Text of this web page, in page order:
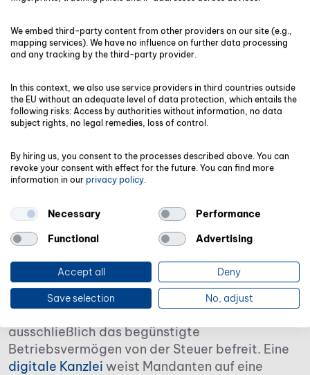
genutzt werden,müssen Betriebe wiederum
folgende Bedingungenerfüllen:
fünf bzw. sieben Jahren, in Abhängigkeit
von der Beschäftigtenanzahl, nicht unter
einen bestimmten Prozentsatz fallen
Der Betrieb darf während dieser Zeit
nicht verkauft, aufgegeben oder
liquidiert werden (Behaltensfrist).
Bei einer 100-Prozent-Verschonung sind
Unternehmensvermögens als
Verwaltungsvermögen erlaubt.
Im Gegensatz zur früheren Rechtslage wird nun
ausschließlich das begünstigte
Betriebsvermögen von der Steuer befreit. Eine
digitale Kanzlei weist Mandanten auf eine
We embed third-party content from other providers on our site (e.g.,
mapping services). We have no influence on further data processing
and any tracking by the third-party provider.
In this context, we also use service providers in third countries outside
the EU without an adequate level of data protection, which entails the
following risks: Access by authorities without information, no data
subject rights, no legal remedies, loss of control.
By hiring us, you consent to the processes described above. You can
revoke your consent with effect for the future. You can find more
information in our privacy policy.
Necessary
Performance
Functional
Advertising
Accept all Deny
Save selection No, adjust